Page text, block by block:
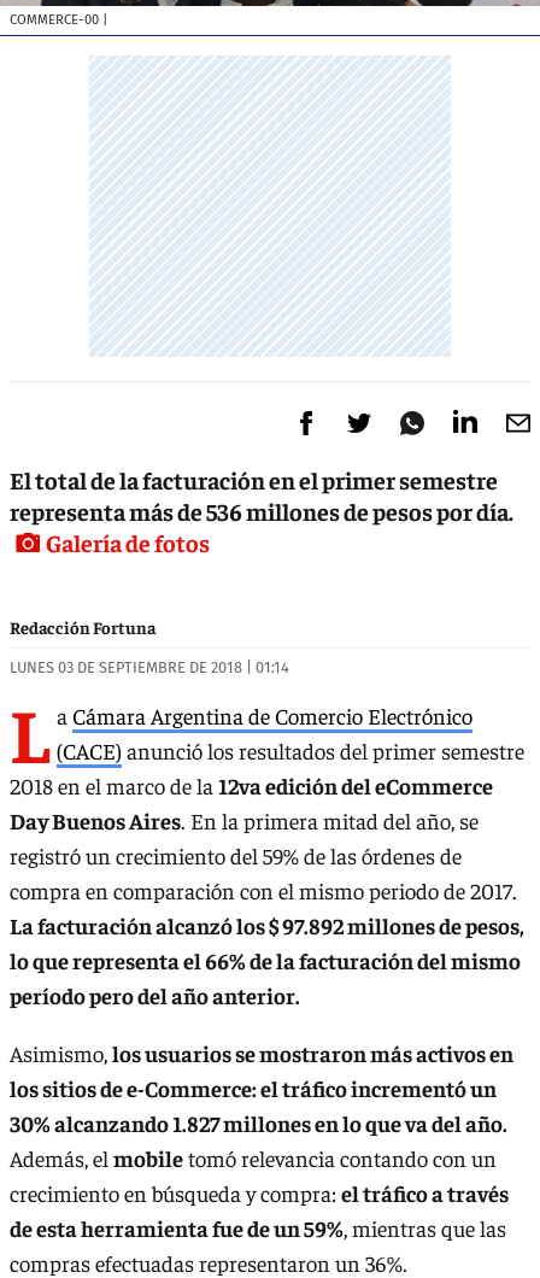
COMMERCE-00
El total de la facturación en el primer semestre
representa más de 536 millones de pesos por día.
Galería de fotos
Redacción Fortuna
LUNES 03 DE SEPTIEMBRE DE 2018 | 01:14
L a Cámara Argentina de Comercio Electrónico
(CACE) anunció los resultados del primer semestre
2018 en el marco de la 12va edición del eCommerce
Day Buenos Aires. En la primera mitad del año, se
registró un crecimiento del 59% de las órdenes de
compra en comparación con el mismo periodo de 2017.
La facturación alcanzó los $ 97.892 millones de pesos,
lo que representa el 66% de la facturación del mismo
período pero del año anterior.
Asimismo,los usuarios se mostraron más activos en
los sitios de e-Commerce: el tráfico incrementó un
30% alcanzando 1.827 millones en lo que va del año.
Además, el mobiletomó relevancia contando con un
crecimiento en búsqueda y compra:el tráfico a través
de esta herramienta fue de un 59%, mientras que las
compras efectuadas representaron un 36%.